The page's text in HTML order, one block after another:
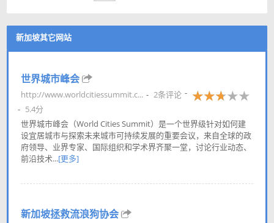
新加坡其它网站
世界城市峰会
http://www.worldcitiessummit.c...
2条评论
5.4分
世界城市峰会（World Cities Summit）是一个世界级针对如何建
设宜居城市与探索未来城市可持续发展的重要会议，来自全球的政
府领导、业界专家、国际组织和学术界齐聚一堂，讨论行业动态、
前沿技术...[更多]
新加坡拯救流浪狗协会